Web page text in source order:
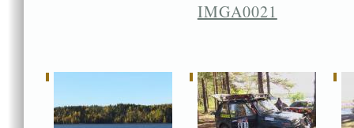
IMGA0021